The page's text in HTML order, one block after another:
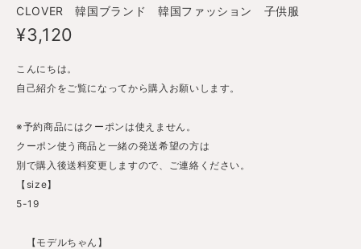
CLOVER 韓国ブランド 韓国ファッション 子供服
¥3,120
こんにちは。
自己紹介をご覧になってから購入お願いします。
※予約商品にはクーポンは使えません。
クーポン使う商品と一緒の発送希望の方は
別で購入後送料変更しますので、ご連絡ください。
【size】
5-19
【モデルちゃん】